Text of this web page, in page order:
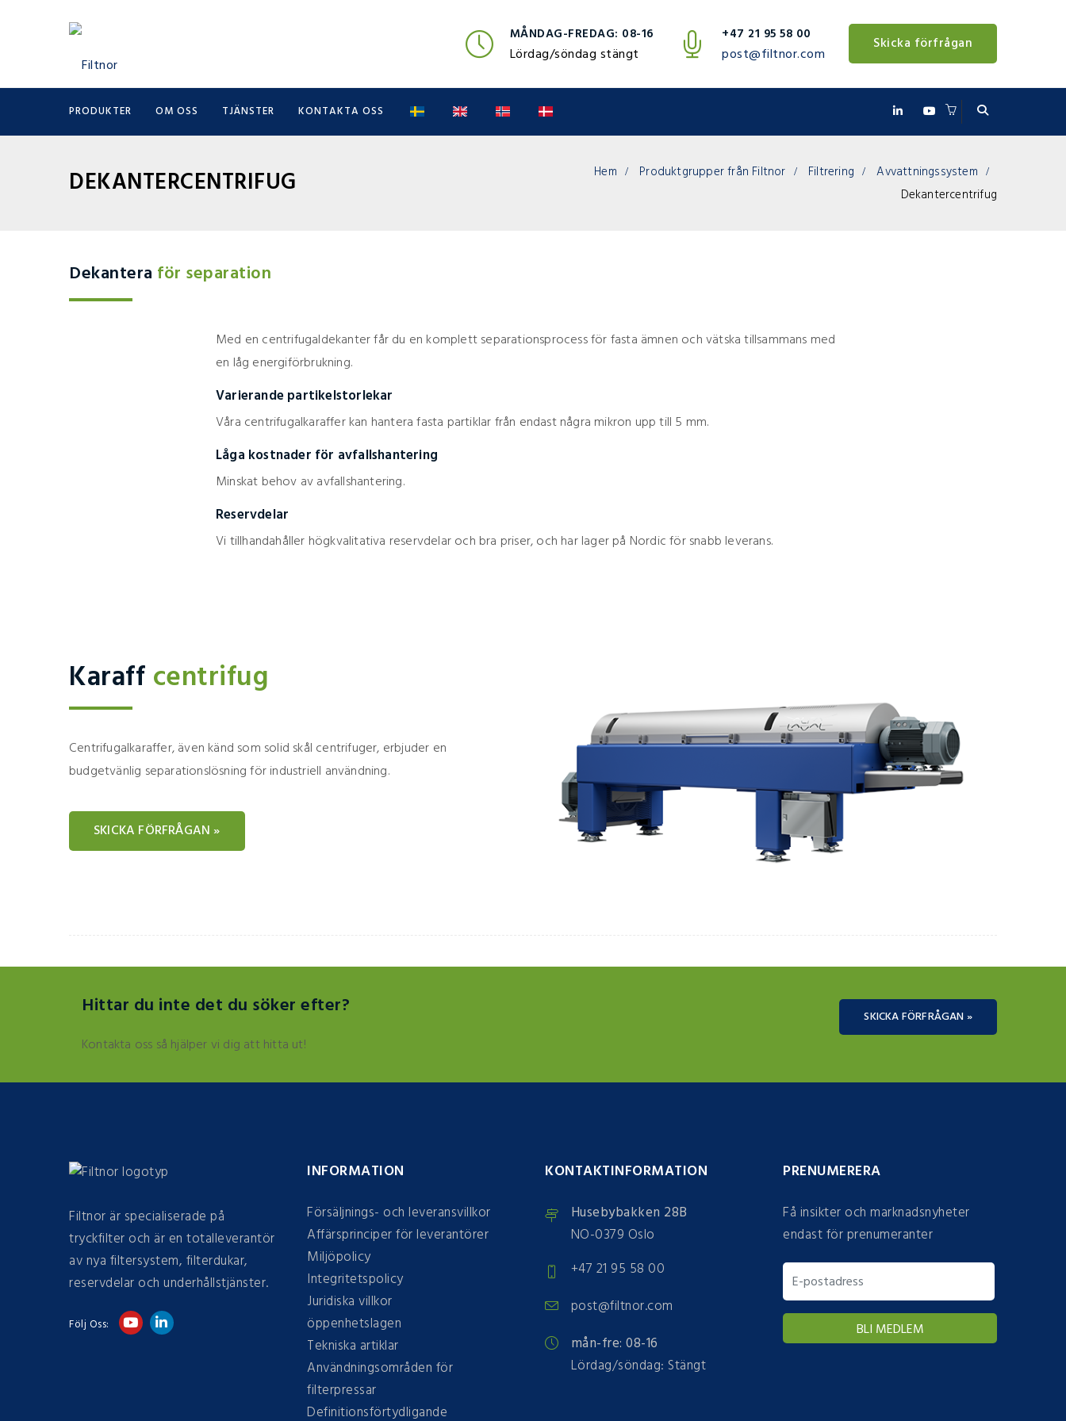
MÅNDAG-FREDAG: 08-16
Lördag/söndag stängt
+47 21 95 58 00
post@filtnor.com
Skicka förfrågan
PRODUKTER OM OSS TJÄNSTER KONTAKTA OSS
DEKANTERCENTRIFUG Hem Produktgrupper från Filtnor Filtrering
Avvattningssystem
Dekantercentrifug
Dekantera för separation
Med en centrifugaldekanter får du en komplett separationsprocess för fasta ämnen och vätska tillsammans med
en låg energiförbrukning.
Varierande partikelstorlekar
Våra centrifugalkaraffer kan hantera fasta partiklar från endast några mikron upp till 5 mm.
Låga kostnader för avfallshantering
Minskat behov av avfallshantering.
Reservdelar
Vi tillhandahåller högkvalitativa reservdelar och bra priser, och har lager på Nordic för snabb leverans.
Karaffcentrifug
Centrifugalkaraffer, även känd som solid skål centrifuger, erbjuder en
budgetvänlig separationslösning för industriell användning.
SKICKA FÖRFRÅGAN »
Hittar du inte det du söker efter?
Kontakta oss så hjälper vi dig att hitta ut!
SKICKA FÖRFRÅGAN »
Filtnor är specialiserade på
tryckfilter och är en totalleverantör
av nya filtersystem, filterdukar,
reservdelar och underhållstjänster.
Följ Oss:
INFORMATION
Försäljnings- och leveransvillkor
Affärsprinciper för leverantörer
Miljöpolicy
Integritetspolicy
Juridiska villkor
öppenhetslagen
Tekniska artiklar
Användningsområden för
filterpressar
Definitionsförtydligande
KONTAKTINFORMATION
Husebybakken 28B
NO-0379 Oslo
+47 21 95 58 00
post@filtnor.com
mån-fre: 08-16
Lördag/söndag: Stängt
PRENUMERERA
Få insikter och marknadsnyheter
endast för prenumeranter